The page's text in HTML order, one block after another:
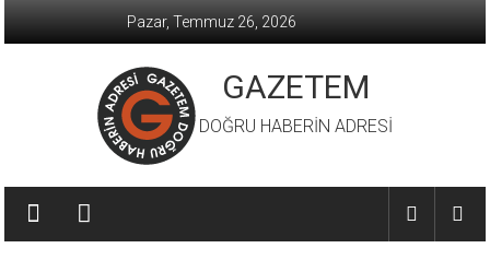
Pazar, Temmuz 26, 2026
GAZETEM
DOĞRU HABERİN ADRESİ